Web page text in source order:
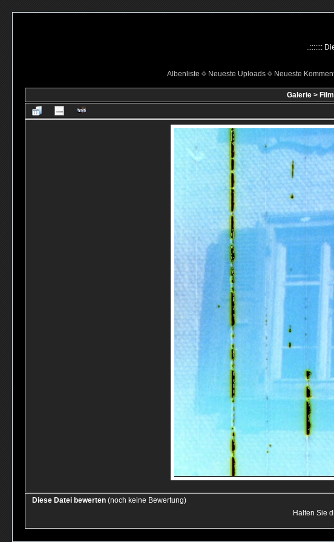
..:::::::
Albenliste
Neueste Uploads Neueste
Galerie >
Diese Datei bewerten (noch keine Bewertung)
Halten Sie